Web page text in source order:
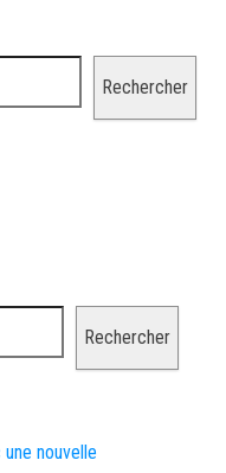
Rechercher
Rechercher
nouvelle